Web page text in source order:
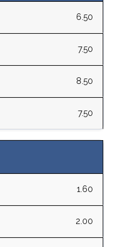
6.50
7.50
8.50
7.50
1.60
2.00